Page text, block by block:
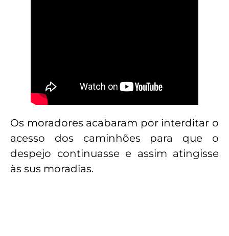
Os moradores acabaram por interditar o
acesso dos caminhões para que o
despejo continuasse e assim atingisse
às sus moradias.